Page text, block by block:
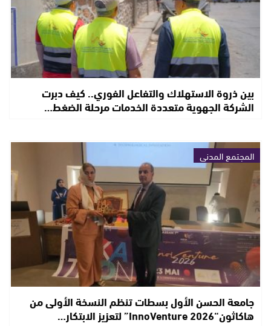
بين ذروة الاستهلاك والتفاعل الفوري.. كيف دبرت
الشركة الجهوية متعددة الخدمات مرحلة الضغط…
المجتمع المدني
جامعة الحسن الأول بسطات تنظم النسخة الأولى من
هاكاثون“InnoVenture 2026” لتعزيز الابتكار…